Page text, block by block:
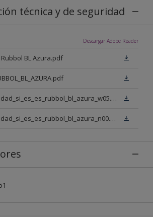
técnica y de seguridad
Descargar Adobe Reader
Rubbol BL Azura.pdf
ficha_seguridad_si_es_es_rubbol_bl_azura_w05.pdf
ficha_seguridad_si_es_es_rubbol_bl_azura_n00.pdf